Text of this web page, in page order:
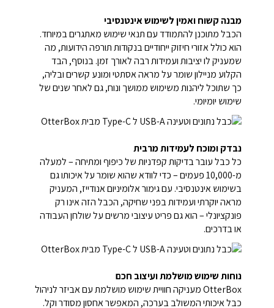
מבנה קשוח ואמין לשימוש אינטנסיבי
הכבל מתוכנן להתמודד עם תנאי שימוש מאתגרים במיוחד.
הוא כולל אזורי חיזוק ייחודיים בנקודות תורפה הידועות, מה
שמעניק לו יציבות ועמידות רבה לאורך זמן. בנוסף, הבד
הקלוע מניילון שומר על מראה אסתטי ומונע קשרים ובליה,
כך שתוכל ליהנות משימוש ממושך ונוח, גם לאחר שנים של
שימוש יומיומי.
נבדק ומוכח לעמידות מרבית
כל כבל עובר בדיקות קפדניות של כיפוף ומתיחה – למעלה
מ-10,000 פעמים – כדי לוודא שהוא שומר על איכותו גם
בשימוש אינטנסיבי. עם גימור אלומיניום אנודייז, המעניק
מראה יוקרתי ועמידות בפני שחיקה, הכבל הזה אינו רק
פונקציונלי – הוא גם פריט עיצובי מרשים על שולחן העבודה
או בדרכים.
נוחות שימוש מושלמת ועיצוב חכם
OtterBox מעניקה חוויית שימוש מושלמת עם אביזר לניהול
כבל איכותי המשולב בערכה, המאפשר אחסון מסודר וקל.